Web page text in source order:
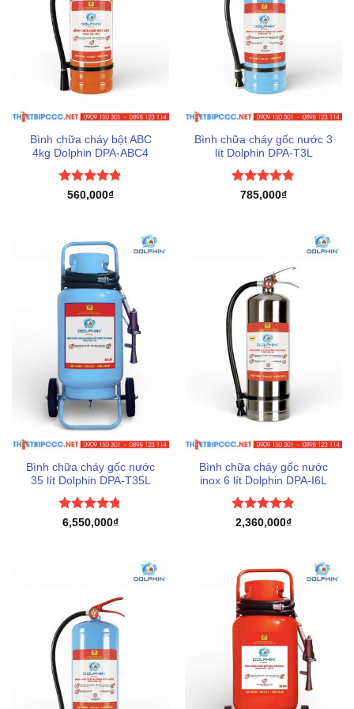
Bình chữa cháy bột ABC
4kg Dolphin DPA-ABC4
Được xếp
560,000₫
Bình chữa cháy gốc nước 3
lít Dolphin DPA-T3L
Được xếp
785,000₫
Bình chữa cháy gốc nước
35 lít Dolphin DPA-T35L
Được xếp
6,550,000₫
Bình chữa cháy gốc nước
inox 6 lít Dolphin DPA-I6L
Được xếp
2,360,000₫